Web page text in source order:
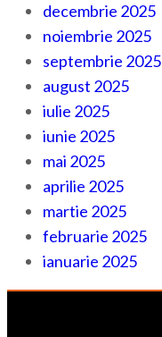
decembrie 2025
noiembrie 2025
septembrie 2025
august 2025
iulie 2025
iunie 2025
mai 2025
aprilie 2025
martie 2025
februarie 2025
ianuarie 2025